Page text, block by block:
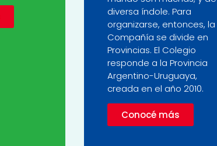
diversa índole. Para
organizarse, entonces, la
Compañía se divide en
Provincias. El Colegio
responde a la Provincia
Argentino-Uruguaya,
creada en el año 2010.
Conocé más